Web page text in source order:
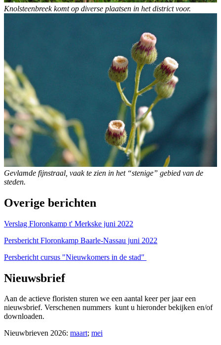
Knolsteenbreek komt op diverse plaatsen in het district voor.
Gevlamde fijnstraal, vaak te zien in het “stenige” gebied van de
steden.
Overige berichten
Verslag Floronkamp t' Merkske juni 2022
Persbericht Floronkamp Baarle-Nassau juni 2022
Persbericht cursus "Nieuwkomers in de stad"
Nieuwsbrief
Aan de actieve floristen sturen we een aantal keer per jaar een
nieuwsbrief. Verschenen nummers kunt u hieronder bekijken en/of
downloaden.
Nieuwbrieven 2026: maart; mei